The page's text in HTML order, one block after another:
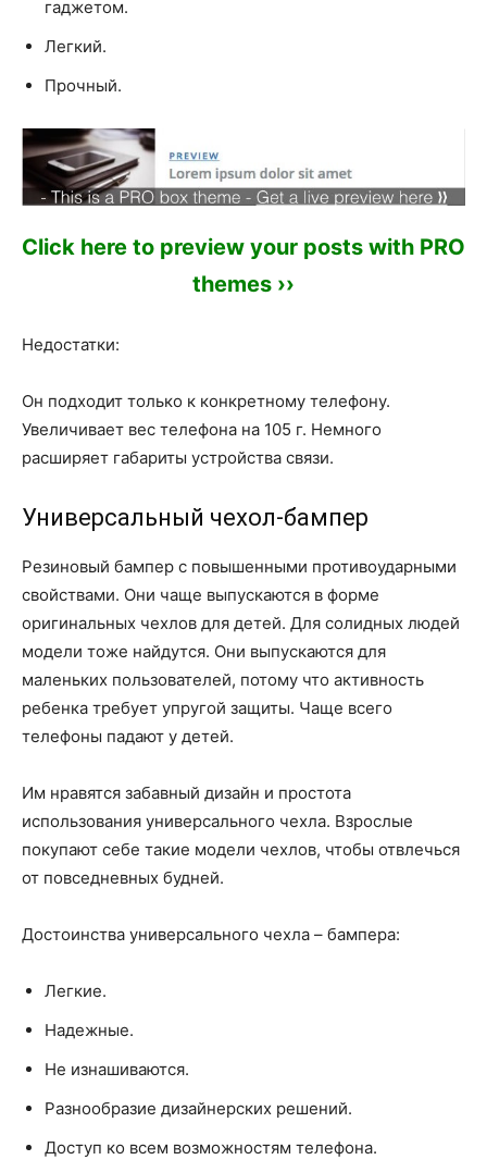
гаджетом.
Легкий.
Прочный.
Click here to preview your posts with PRO
themes ››
Недостатки:
Он подходит только к конкретному телефону.
Увеличивает вес телефона на 105 г. Немного
расширяет габариты устройства связи.
Универсальный чехол-бампер
Резиновый бампер с повышенными противоударными
свойствами. Они чаще выпускаются в форме
оригинальных чехлов для детей. Для солидных людей
модели тоже найдутся. Они выпускаются для
маленьких пользователей, потому что активность
ребенка требует упругой защиты. Чаще всего
телефоны падают у детей.
Им нравятся забавный дизайн и простота
использования универсального чехла. Взрослые
покупают себе такие модели чехлов, чтобы отвлечься
от повседневных будней.
Достоинства универсального чехла – бампера:
Легкие.
Надежные.
Не изнашиваются.
Разнообразие дизайнерских решений.
Доступ ко всем возможностям телефона.